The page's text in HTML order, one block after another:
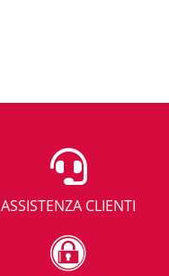
ASSISTENZA CLIENTI